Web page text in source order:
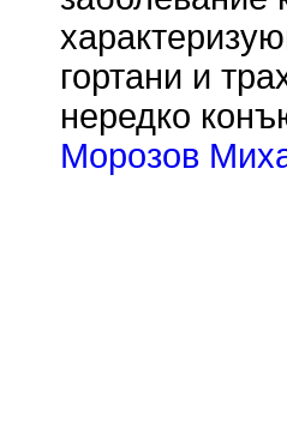
гортани и
нередко
Морозов